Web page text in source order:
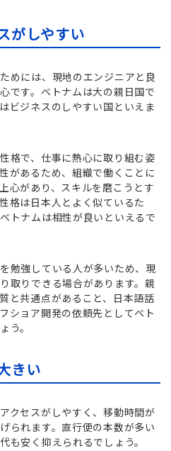
がしやすい
めには、現地のエンジニアと良
です。ベトナムは大の親日国で
ビジネスのしやすい国といえま
格で、仕事に熱心に取り組む姿
があるため、組織で働くことに
心があり、スキルを磨こうとす
格は日本人とよく似ているた
トナムは相性が良いといえるで
勉強している人が多いため、現
取りできる場合があります。親
と共通点があること、日本語話
ショア開発の依頼先としてベト
う。
きい
クセスがしやすく、移動時間が
られます。直行便の本数が多い
も安く抑えられるでしょう。